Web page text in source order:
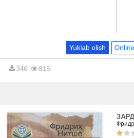
Yuklab olish
346 815